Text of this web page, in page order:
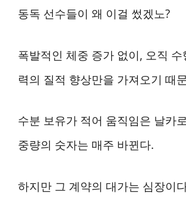
동독 선수들이 왜 이걸 썼겠노?
폭발적인 체중 증가 없이, 오직
력의 질적 향상만을 가져오기 때
수분 보유가 적어 움직임은 날카
중량의 숫자는 매주 바뀐다.
하지만 그 계약의 대가는 심장이